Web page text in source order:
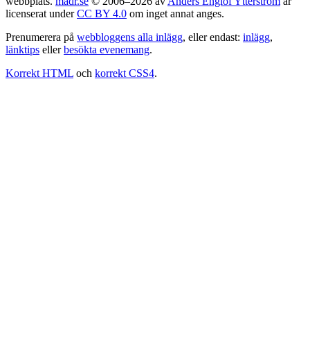
licenserat underCC BY 4.0 om inget annat anges.
Prenumerera på webbloggens alla inlägg, eller endast: inlägg,
länktips ellerbesökta evenemang.
Korrekt HTML och korrekt CSS4.